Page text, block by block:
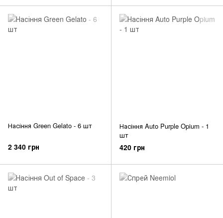
Насіння Green Gelato - 6 шт
2 340 грн
Насіння Auto Purple Opium - 1
шт
420 грн